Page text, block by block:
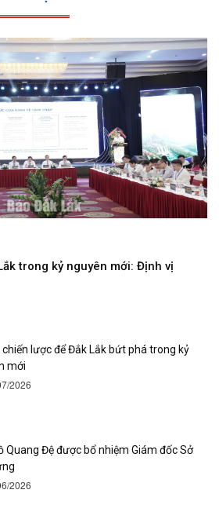
trong kỷ nguyên mới: Định vị
lược để Đắk Lắk bứt phá trong kỷ
mới
2026
Quang Đệ được bổ nhiệm Giám đốc Sở
2026